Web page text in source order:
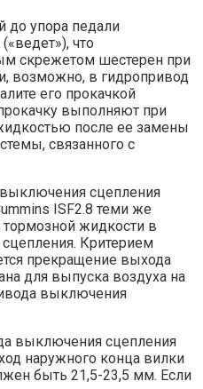
до упора педали
что
скрежетом шестерен при
возможно, в гидропривод
его прокачкой
выполняют при
после ее замены
связанного с
сцепления
ISF2.8 теми же
жидкости в
Критерием
прекращение выхода
для выпуска воздуха на
выключения
выключения сцепления
наружного конца вилки
быть 21,5-23,5 мм. Если